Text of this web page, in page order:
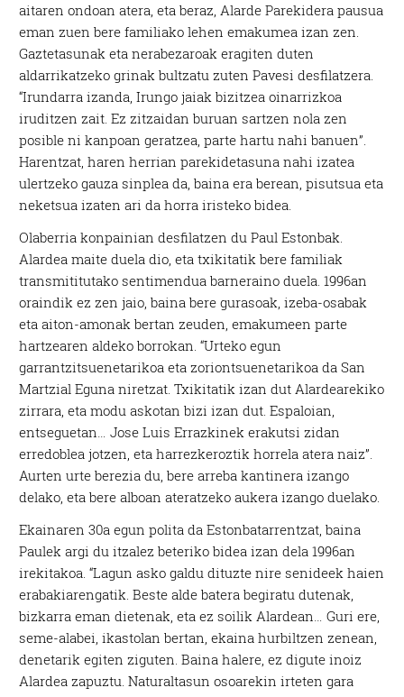
aitaren ondoan atera, eta beraz, Alarde Parekidera pausua
eman zuen bere familiako lehen emakumea izan zen.
Gaztetasunak eta nerabezaroak eragiten duten
aldarrikatzeko grinak bultzatu zuten Pavesi desfilatzera.
“Irundarra izanda, Irungo jaiak bizitzea oinarrizkoa
iruditzen zait. Ez zitzaidan buruan sartzen nola zen
posible ni kanpoan geratzea, parte hartu nahi banuen”.
Harentzat, haren herrian parekidetasuna nahi izatea
ulertzeko gauza sinplea da, baina era berean, pisutsua eta
neketsua izaten ari da horra iristeko bidea.
Olaberria konpainian desfilatzen du Paul Estonbak.
Alardea maite duela dio, eta txikitatik bere familiak
transmititutako sentimendua barneraino duela. 1996an
oraindik ez zen jaio, baina bere gurasoak, izeba-osabak
eta aiton-amonak bertan zeuden, emakumeen parte
hartzearen aldeko borrokan. “Urteko egun
garrantzitsuenetarikoa eta zoriontsuenetarikoa da San
Martzial Eguna niretzat. Txikitatik izan dut Alardearekiko
zirrara, eta modu askotan bizi izan dut. Espaloian,
entseguetan… Jose Luis Errazkinek erakutsi zidan
erredoblea jotzen, eta harrezkeroztik horrela atera naiz”.
Aurten urte berezia du, bere arreba kantinera izango
delako, eta bere alboan ateratzeko aukera izango duelako.
Ekainaren 30a egun polita da Estonbatarrentzat, baina
Paulek argi du itzalez beteriko bidea izan dela 1996an
irekitakoa. “Lagun asko galdu dituzte nire senideek haien
erabakiarengatik. Beste alde batera begiratu dutenak,
bizkarra eman dietenak, eta ez soilik Alardean… Guri ere,
seme-alabei, ikastolan bertan, ekaina hurbiltzen zenean,
denetarik egiten ziguten. Baina halere, ez digute inoiz
Alardea zapuztu. Naturaltasun osoarekin irteten gara